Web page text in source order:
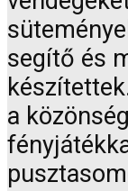
segítő és
a